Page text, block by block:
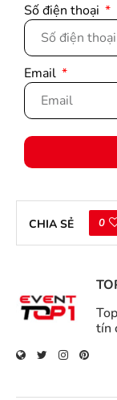
Số điện thoại
Email
CHIA SẺ 0
tín